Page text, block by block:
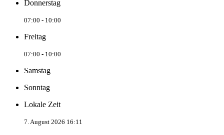
Donnerstag
07:00 - 10:00
Freitag
07:00 - 10:00
Samstag
Sonntag
Lokale Zeit
7. August 2026 16:11